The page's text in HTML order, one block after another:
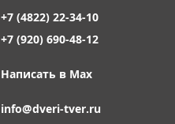
+7 (4822) 22-34-10
+7 (920) 690-48-12
Написать в Max
info@dveri-tver.ru